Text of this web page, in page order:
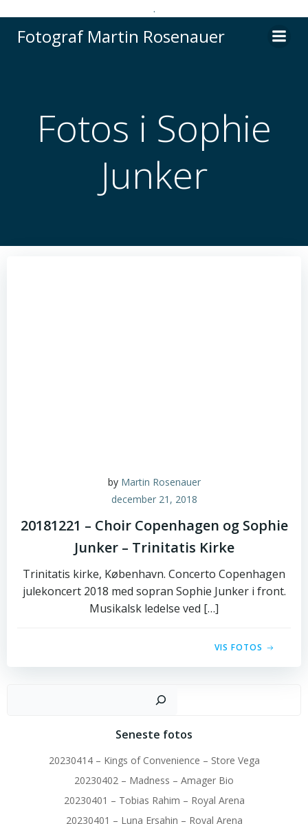
.
til
Fotograf Martin Rosenauer
Fotos i Sophie
Junker
by Martin Rosenauer
december 21, 2018
20181221 – Choir Copenhagen og Sophie
Junker – Trinitatis Kirke
Trinitatis kirke, København. Concerto Copenhagen
julekoncert 2018 med sopran Sophie Junker i front.
Musikalsk ledelse ved […]
VIS FOTOS
Seneste fotos
20230414 – Kings of Convenience – Store Vega
20230402 – Madness – Amager Bio
20230401 – Tobias Rahim – Royal Arena
20230401 – Luna Ersahin – Royal Arena